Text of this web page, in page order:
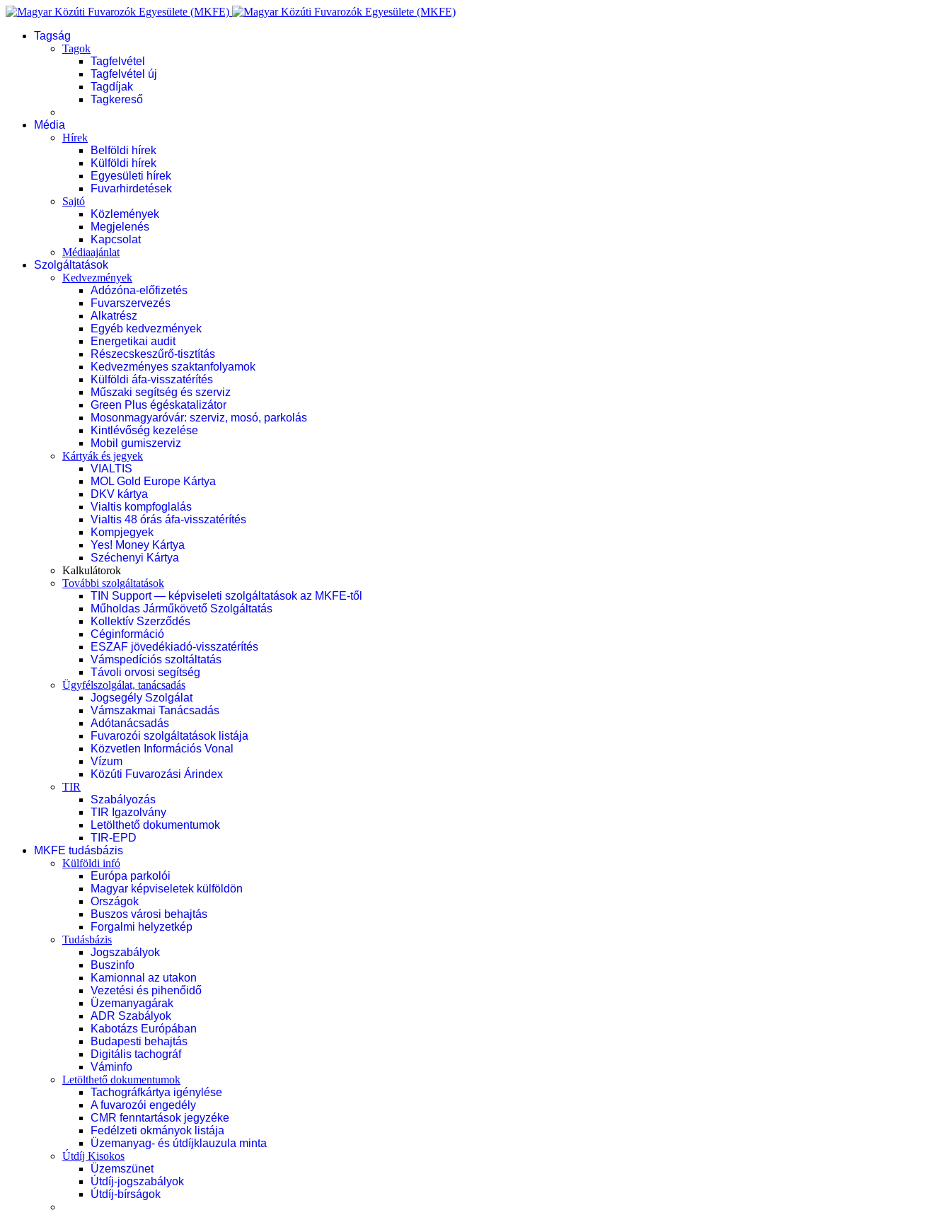
Tagság
Tagok
Tagfelvétel
Tagfelvétel új
Tagdíjak
Tagkereső
Média
Hírek
Belföldi hírek
Külföldi hírek
Egyesületi hírek
Fuvarhirdetések
Sajtó
Közlemények
Megjelenés
Kapcsolat
Médiaajánlat
Szolgáltatások
Kedvezmények
Adózóna-előfizetés
Fuvarszervezés
Alkatrész
Egyéb kedvezmények
Energetikai audit
Részecskeszűrő-tisztítás
Kedvezményes szaktanfolyamok
Külföldi áfa-visszatérítés
Műszaki segítség és szerviz
Green Plus égéskatalizátor
Mosonmagyaróvár: szerviz, mosó, parkolás
Kintlévőség kezelése
Mobil gumiszerviz
Kártyák és jegyek
VIALTIS
MOL Gold Europe Kártya
DKV kártya
Vialtis kompfoglalás
Vialtis 48 órás áfa-visszatérítés
Kompjegyek
Yes! Money Kártya
Széchenyi Kártya
Kalkulátorok
További szolgáltatások
TIN Support — képviseleti szolgáltatások az MKFE-től
Műholdas Járműkövető Szolgáltatás
Kollektív Szerződés
Céginformáció
ESZAF jövedékiadó-visszatérítés
Vámspedíciós szoltáltatás
Távoli orvosi segítség
Ügyfélszolgálat, tanácsadás
Jogsegély Szolgálat
Vámszakmai Tanácsadás
Adótanácsadás
Fuvarozói szolgáltatások listája
Közvetlen Információs Vonal
Vízum
Közúti Fuvarozási Árindex
TIR
Szabályozás
TIR Igazolvány
Letölthető dokumentumok
TIR-EPD
MKFE tudásbázis
Külföldi infó
Európa parkolói
Magyar képviseletek külföldön
Országok
Buszos városi behajtás
Forgalmi helyzetkép
Tudásbázis
Jogszabályok
Buszinfo
Kamionnal az utakon
Vezetési és pihenőidő
Üzemanyagárak
ADR Szabályok
Kabotázs Európában
Budapesti behajtás
Digitális tachográf
Váminfo
Letölthető dokumentumok
Tachográfkártya igénylése
A fuvarozói engedély
CMR fenntartások jegyzéke
Fedélzeti okmányok listája
Üzemanyag- és útdíjklauzula minta
Útdíj Kisokos
Üzemszünet
Útdíj-jogszabályok
Útdíj-bírságok